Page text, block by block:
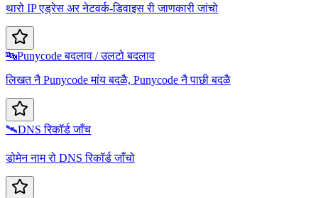
थारो IP एड्रेस अर नेटवर्क-डिवाइस री जाणकारी जांचो
🔤Punycode बदलाव / उलटो बदलाव
लिखत नै Punycode मांय बदळै, Punycode नै पाछी बदळै
🛰️DNS रिकॉर्ड जाँच
डोमेन नाम रो DNS रिकॉर्ड जाँचो